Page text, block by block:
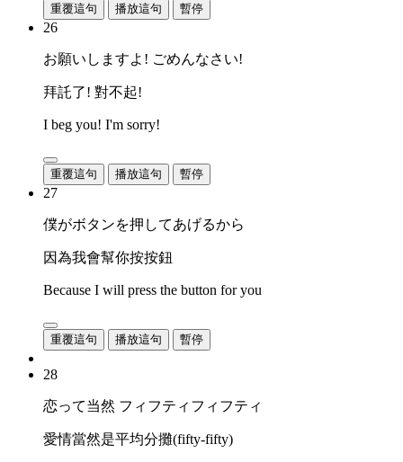
重覆這句 播放這句 暫停
26
お願いしますよ! ごめんなさい!
拜託了! 對不起!
I beg you! I'm sorry!
重覆這句 播放這句 暫停
27
僕がボタンを押してあげるから
因為我會幫你按按鈕
Because I will press the button for you
重覆這句 播放這句 暫停
28
恋って当然 フィフティフィフティ
愛情當然是平均分攤(fifty-fifty)